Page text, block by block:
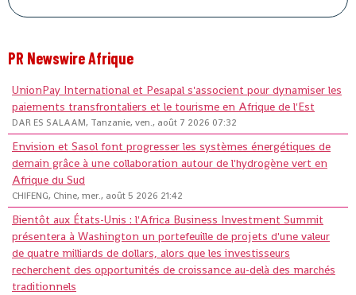
PR Newswire Afrique
UnionPay International et Pesapal s'associent pour dynamiser les
paiements transfrontaliers et le tourisme en Afrique de l'Est
DAR ES SALAAM, Tanzanie, ven., août 7 2026 07:32
Envision et Sasol font progresser les systèmes énergétiques de
demain grâce à une collaboration autour de l'hydrogène vert en
Afrique du Sud
CHIFENG, Chine, mer., août 5 2026 21:42
Bientôt aux États-Unis : l'Africa Business Investment Summit
présentera à Washington un portefeuille de projets d'une valeur
de quatre milliards de dollars, alors que les investisseurs
recherchent des opportunités de croissance au-delà des marchés
traditionnels